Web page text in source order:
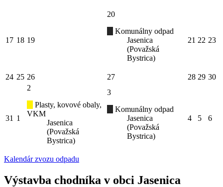
17 18 19
20
Komunálny odpad
Jasenica
(Považská
Bystrica)
21 22 23
24 25 26 27 28 29 30
31 1
2
Plasty, kovové obaly,
VKM
Jasenica
(Považská
Bystrica)
3
Komunálny odpad
Jasenica
(Považská
Bystrica)
4 5 6
Kalendár zvozu odpadu
Výstavba chodníka v obci Jasenica